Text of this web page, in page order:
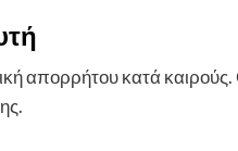
απορρήτου κατά καιρούς.